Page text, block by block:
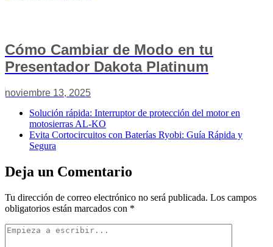
Cómo Cambiar de Modo en tu
Presentador Dakota Platinum
noviembre 13, 2025
Solución rápida: Interruptor de protección del motor en
motosierras AL-KO
Evita Cortocircuitos con Baterías Ryobi: Guía Rápida y
Segura
Deja un Comentario
Tu dirección de correo electrónico no será publicada. Los campos
obligatorios están marcados con *